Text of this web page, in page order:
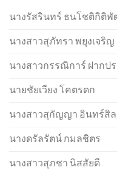
นางรัสรินทร์ ธนโชติกิติ
นางสาวสุภัทรา พยุงเจริญ
นางสาวกรรณิการ์ ฝากป
นายชัยเวียง โคตรดก
นางสาวสุกัญญา อินทร์สิ
นางดรัลรัตน์ กมลชิตร
นางสาวสุภชา นิสสัยดี